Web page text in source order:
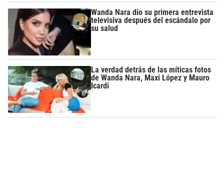
Wanda Nara dio su primera entrevista
televisiva después del escándalo por
su salud
La verdad detrás de las míticas fotos
de Wanda Nara, Maxi López y Mauro
Icardi